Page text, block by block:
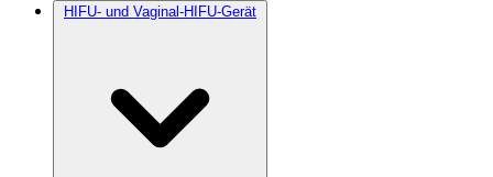
HIFU- und Vaginal-HIFU-Gerät